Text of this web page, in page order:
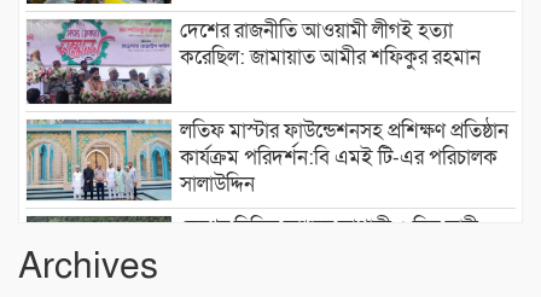
দেশের রাজনীতি আওয়ামী লীগই হত্যা
করেছিল: জামায়াত আমীর শফিকুর রহমান
লতিফ মাস্টার ফাউন্ডেশনসহ প্রশিক্ষণ প্রতিষ্ঠান
কার্যক্রম পরিদর্শন:বি এমই টি-এর পরিচালক
সালাউদ্দিন
দেশের বিভিন্ন অঞ্চলে আগামী ৫ দিন ভারী
Archives